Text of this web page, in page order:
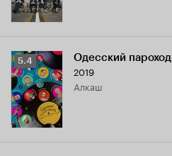
Рейтинг
Кинопоиска
5.4
5.4 Одесский пароход
2019
алкаш